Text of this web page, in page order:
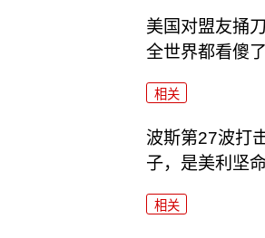
美国对盟友捅
全世界都看傻了
相关
波斯第27波打
子，是美利坚命
相关